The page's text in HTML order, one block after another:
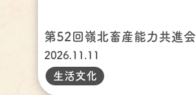
第52回嶺北畜産能力共進会
2026.11.11
生活文化